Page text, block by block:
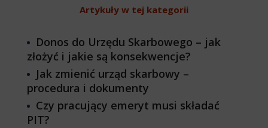
Artykuły w tej kategorii
Donos do Urzędu Skarbowego – jak
złożyć i jakie są konsekwencje?
Jak zmienić urząd skarbowy –
procedura i dokumenty
Czy pracujący emeryt musi składać
PIT?